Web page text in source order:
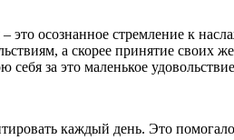
осознанное стремление к
а скорее принятие своих
за это маленькое
каждый день. Это